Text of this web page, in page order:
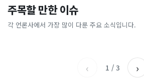
주목할 만한 이슈
각 언론사에서 가장 많이 다룬 주요 소식입니다.
이 대통령 사관학교 통합 발언
에…“서울대 법대·충암고도
없애나”
채널A
라 출아
총리 영상에 "대체 뭐냐" 발
칵‥日 배우도 "미친 짓"
실체,
‹ 1 / 3 ›